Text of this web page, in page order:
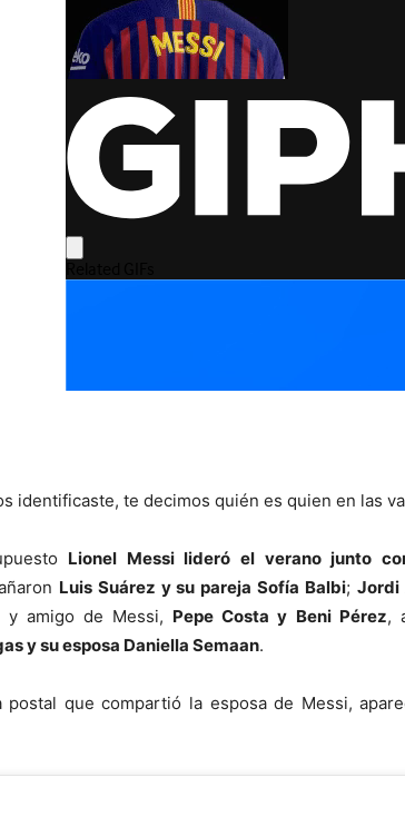
identificaste, te decimos quién es quien en las
Lionel Messi lideró el verano junto
Luis Suárez y su pareja Sofía Balbi; Jordi
y amigo de Messi, Pepe Costa y Beni Pérez,
y su esposa Daniella Semaan.
postal que compartió la esposa de Messi,